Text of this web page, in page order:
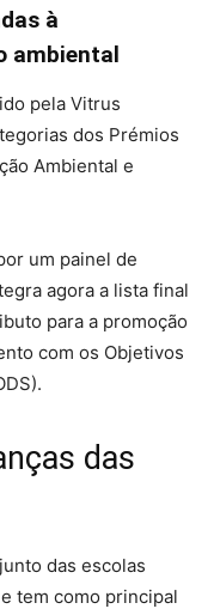
à
ambiental
pela Vitrus
dos Prémios
Ambiental e
um painel de
agora a lista final
para a promoção
com os Objetivos
das
das escolas
tem como principal